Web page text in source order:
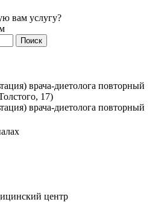
вам услугу?
Поиск
врача-диетолога повторный
17)
врача-диетолога повторный
центр